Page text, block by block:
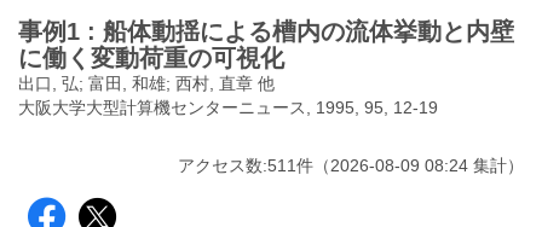
事例1 : 船体動揺による槽内の流体挙動と内壁
に働く変動荷重の可視化
出口, 弘; 富田, 和雄; 西村, 直章 他
大阪大学大型計算機センターニュース, 1995, 95, 12-19
アクセス数:511件 （2026-08-09 08:24 集計）